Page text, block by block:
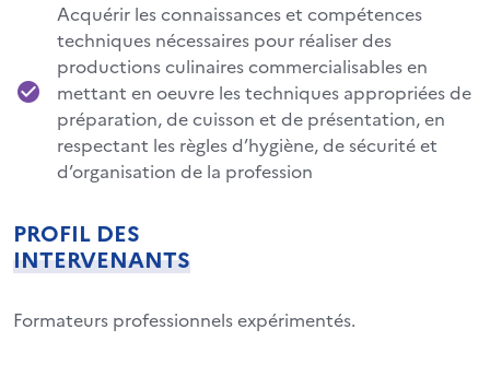
Acquérir les connaissances et compétences
techniques nécessaires pour réaliser des
productions culinaires commercialisables en
mettant en oeuvre les techniques appropriées de
préparation, de cuisson et de présentation, en
respectant les règles d’hygiène, de sécurité et
d’organisation de la profession
PROFIL DES
INTERVENANTS
Formateurs professionnels expérimentés.